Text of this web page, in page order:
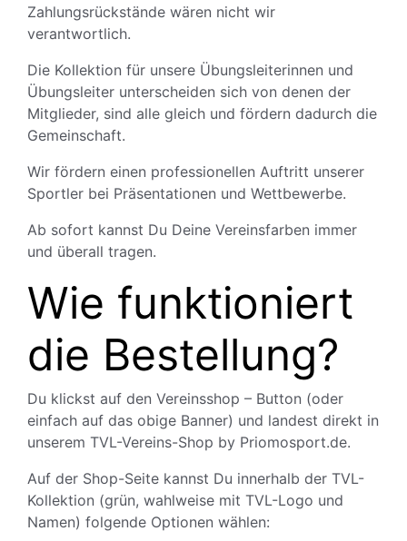
Zahlungsrückstände wären nicht wir
verantwortlich.
Die Kollektion für unsere Übungsleiterinnen und
Übungsleiter unterscheiden sich von denen der
Mitglieder, sind alle gleich und fördern dadurch die
Gemeinschaft.
Wir fördern einen professionellen Auftritt unserer
Sportler bei Präsentationen und Wettbewerbe.
Ab sofort kannst Du Deine Vereinsfarben immer
und überall tragen.
Wie funktioniert
die Bestellung?
Du klickst auf den Vereinsshop – Button (oder
einfach auf das obige Banner) und landest direkt in
unserem TVL-Vereins-Shop by Priomosport.de.
Auf der Shop-Seite kannst Du innerhalb der TVL-
Kollektion (grün, wahlweise mit TVL-Logo und
Namen) folgende Optionen wählen: